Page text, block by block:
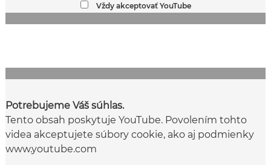
Vždy akceptovať YouTube
Potrebujeme Váš súhlas.
Tento obsah poskytuje YouTube. Povolením tohto
videa akceptujete súbory cookie, ako aj podmienky
www.youtube.com